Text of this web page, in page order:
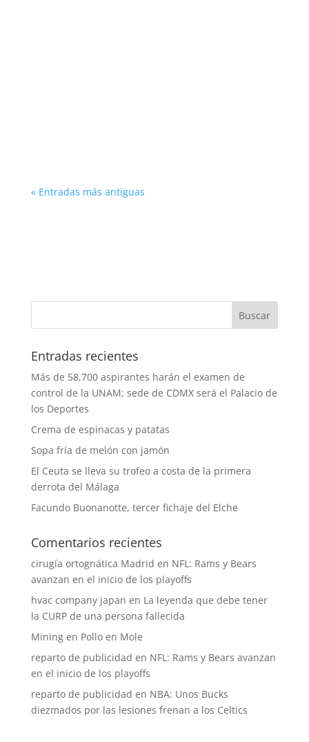
« Entradas más antiguas
Entradas recientes
Más de 58,700 aspirantes harán el examen de
control de la UNAM; sede de CDMX será el Palacio de
los Deportes
Crema de espinacas y patatas
Sopa fría de melón con jamón
El Ceuta se lleva su trofeo a costa de la primera
derrota del Málaga
Facundo Buonanotte, tercer fichaje del Elche
Comentarios recientes
cirugía ortognática Madrid en NFL: Rams y Bears
avanzan en el inicio de los playoffs
hvac company japan en La leyenda que debe tener
la CURP de una persona fallecida
Miningen Pollo en Mole
reparto de publicidad en NFL: Rams y Bears avanzan
en el inicio de los playoffs
reparto de publicidad en NBA: Unos Bucks
diezmados por las lesiones frenan a los Celtics